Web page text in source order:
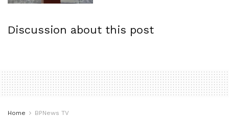
Discussion about this post
Home BPNews TV